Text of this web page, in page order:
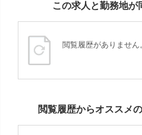
この求人と勤務地が
閲覧履歴がありませ
閲覧履歴からオススメ